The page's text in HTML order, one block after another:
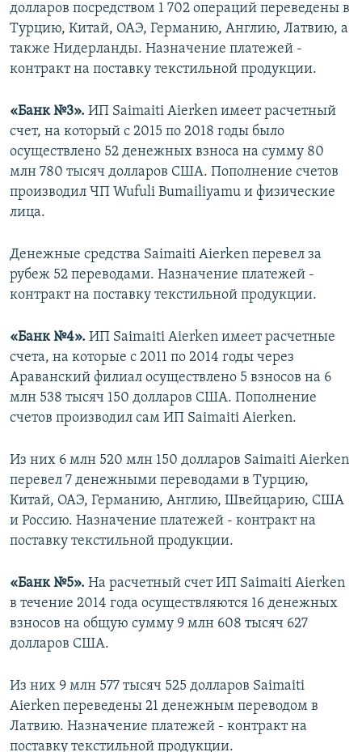
долларов посредством 1 702 операций переведены в
Турцию, Китай, ОАЭ, Германию, Англию, Латвию, а
также Нидерланды. Назначение платежей -
контракт на поставку текстильной продукции.
«Банк №3». ИП Saimaiti Aierken имеет расчетный
счет, на который с 2015 по 2018 годы было
осуществлено 52 денежных взноса на сумму 80
млн 780 тысяч долларов США. Пополнение счетов
производил ЧП Wufuli Bumailiyamu и физические
лица.
Денежные средства Saimaiti Aierken перевел за
рубеж 52 переводами. Назначение платежей -
контракт на поставку текстильной продукции.
«Банк №4». ИП Saimaiti Aierken имеет расчетные
счета, на которые с 2011 по 2014 годы через
Араванский филиал осуществлено 5 взносов на 6
млн 538 тысяч 150 долларов США. Пополнение
счетов производил сам ИП Saimaiti Aierken.
Из них 6 млн 520 млн 150 долларов Saimaiti Aierken
перевел 7 денежными переводами в Турцию,
Китай, ОАЭ, Германию, Англию, Швейцарию, США
и Россию. Назначение платежей - контракт на
поставку текстильной продукции.
«Банк №5». На расчетный счет ИП Saimaiti Aierken
в течение 2014 года осуществляются 16 денежных
взносов на общую сумму 9 млн 608 тысяч 627
долларов США.
Из них 9 млн 577 тысяч 525 долларов Saimaiti
Aierken переведены 21 денежным переводом в
Латвию. Назначение платежей - контракт на
поставку текстильной продукции.